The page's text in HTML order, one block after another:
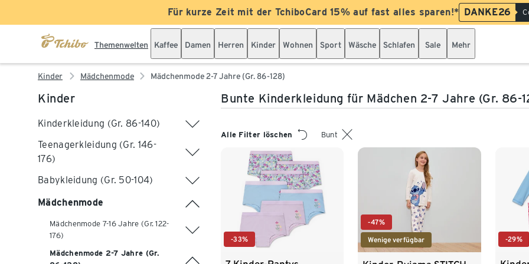
Für kurze Zeit mit der TchiboCard 15% auf fast alles sparen!* DANKE26
Themenwelten Kaffee Damen Herren Kinder Wohnen Sport Wäsche Schlafen Sale Mehr
Kinder Mädchenmode Mädchenmode 2-7 Jahre (Gr. 86-128)
Kinder
Kinderkleidung (Gr. 86-140)
Teenagerkleidung (Gr. 146-
176)
Babykleidung (Gr. 50-104)
Mädchenmode
Mädchenmode 7-16 Jahre (Gr. 122-
176)
Mädchenmode 2-7 Jahre (Gr.
Bunte Kinderkleidung für Mädchen 2-7 Jahre (Gr. 86-
Alle Filter löschen Bunt
-33%
-47%
Wenige verfügbar -29%